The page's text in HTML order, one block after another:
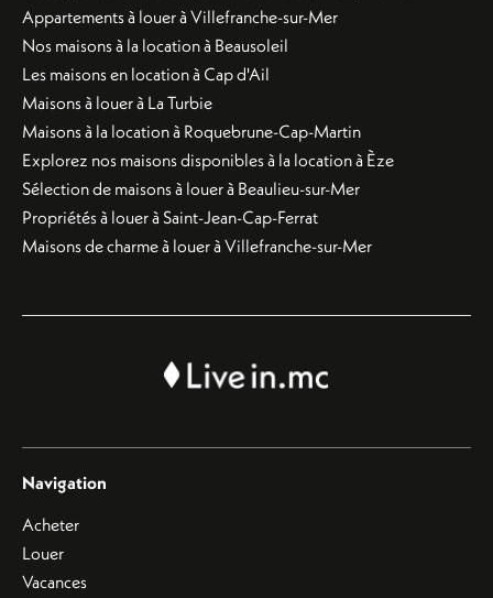
Appartements à louer à Villefranche-sur-Mer
Nos maisons à la location à Beausoleil
Les maisons en location à Cap d'Ail
Maisons à louer à La Turbie
Maisons à la location à Roquebrune-Cap-Martin
Explorez nos maisons disponibles à la location à Èze
Sélection de maisons à louer à Beaulieu-sur-Mer
Propriétés à louer à Saint-Jean-Cap-Ferrat
Maisons de charme à louer à Villefranche-sur-Mer
Navigation
Acheter
Louer
Vacances